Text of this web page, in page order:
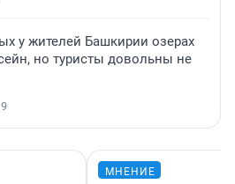
у жителей Башкирии озерах
но туристы довольны не
9
МНЕНИЕ